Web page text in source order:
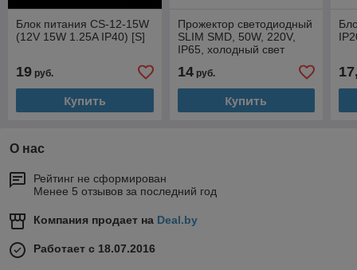
Блок питания CS-12-15W
(12V 15W 1.25A IP40) [S]
19 руб.
Купить
Прожектор светодиодный
SLIM SMD, 50W, 220V,
IP65, холодный свет
14руб.
Купить
О нас
Рейтинг не сформирован
Менее 5 отзывов за последний год
Компания продает на Deal.by
Работает с 18.07.2016